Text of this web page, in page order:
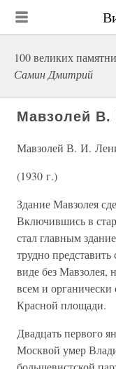
100 великих
Самин Дмитрий
Мавзолей В.
Мавзолей В. И.
(1930 г.)
Здание Мавзолея
Включившись в
стал главным
трудно
виде без Мавзолея,
всем и
Красной площади.
Двадцать первого
Москвой умер